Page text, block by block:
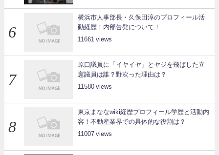
横浜市人事部長・久保田淳のプロフィール活
動経歴！内部告発について！
11661
原口議員に「イヤイヤ」とヤジを飛ばした立
憲議員は誰？野次った理由は？
11580
東京まななwiki経歴プロフィール学歴と活動内
容！不動産業界での具体的な役割は？
11007